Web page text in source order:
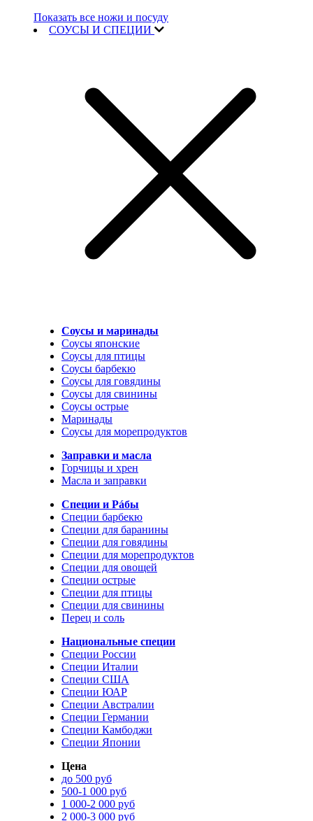
Показать все ножи и посуду
СОУСЫ И СПЕЦИИ
Соусы и маринады
Соусы японские
Соусы для птицы
Соусы барбекю
Соусы для говядины
Соусы для свинины
Соусы острые
Маринады
Соусы для морепродуктов
Заправки и масла
Горчицы и хрен
Масла и заправки
Специи и Рáбы
Специи барбекю
Специи для баранины
Специи для говядины
Специи для морепродуктов
Специи для овощей
Специи острые
Специи для птицы
Специи для свинины
Перец и соль
Национальные специи
Специи России
Специи Италии
Специи США
Специи ЮАР
Специи Австралии
Специи Германии
Специи Камбоджи
Специи Японии
Цена
до 500 руб
500-1 000 руб
1 000-2 000 руб
2 000-3 000 руб